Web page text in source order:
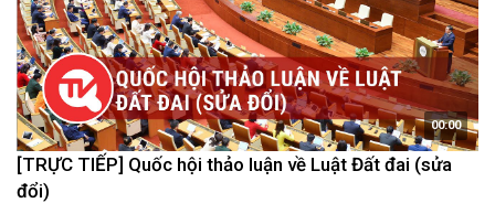
00:00
[TRỰC TIẾP] Quốc hội thảo luận về Luật Đất đai (sửa
đổi)